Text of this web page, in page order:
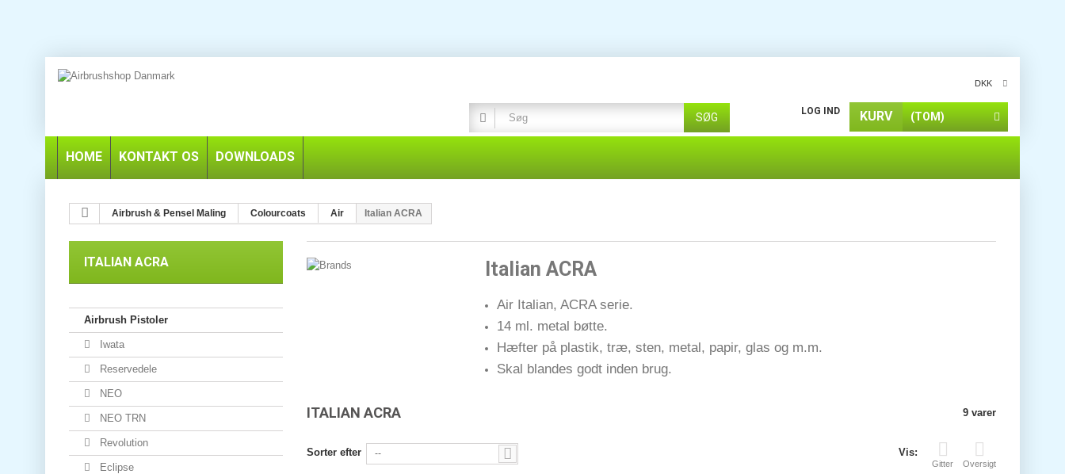
DKK
KURV (TOM)
LOG IND
SØG
HOME KONTAKT OS DOWNLOADS
Airbrush & Pensel Maling Colourcoats Air Italian ACRA
ITALIAN ACRA
Airbrush Pistoler
Iwata
Reservedele
NEO
NEO TRN
Revolution
Eclipse
Italian ACRA
Air Italian, ACRA serie.
14 ml. metal bøtte.
Hæfter på plastik, træ, sten, metal, papir, glas og m.m.
Skal blandes godt inden brug.
ITALIAN ACRA 9 varer
Vis:
Gitter Oversigt
Sorter efter --